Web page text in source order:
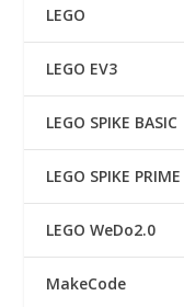
LEGO
LEGO EV3
LEGO SPIKE BASIC
LEGO SPIKE PRIME
LEGO WeDo2.0
MakeCode